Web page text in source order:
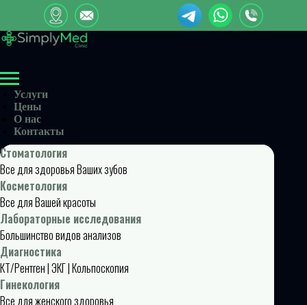
Услуги
Цены
О нас
Контакты
Стоматология
Все для здоровья Ваших зубов
Косметология
Все для Вашей красоты
Лабораторные исследования
Большинство видов анализов
Диагностика
КТ/Рентген | ЭКГ | Кольпоскопия
Гинекология
Все для женского здоровья